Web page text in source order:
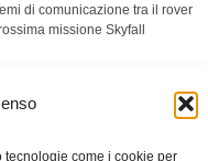
tecnologie come i cookie per
di comunicazione tra il rover
missione Skyfall